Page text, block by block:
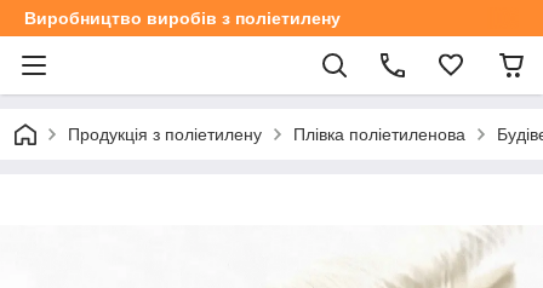
Виробництво виробів з поліетилену
Продукція з поліетилену Плівка поліетиленова